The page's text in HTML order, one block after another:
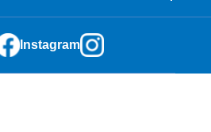
Instagram